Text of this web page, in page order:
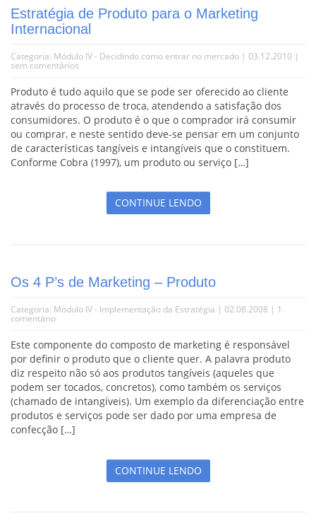
Estratégia de Produto para o Marketing
Internacional
Categoria: Módulo IV - Decidindo como entrar no mercado | 03.12.2010 |
sem comentários
Produto é tudo aquilo que se pode ser oferecido ao cliente
através do processo de troca, atendendo a satisfação dos
consumidores. O produto é o que o comprador irá consumir
ou comprar, e neste sentido deve-se pensar em um conjunto
de características tangíveis e intangíveis que o constituem.
Conforme Cobra (1997), um produto ou serviço […]
CONTINUE LENDO
Os 4 P’s de Marketing – Produto
Categoria: Módulo IV - Implementação da Estratégia | 02.08.2008 | 1
comentário
Este componente do composto de marketing é responsável
por definir o produto que o cliente quer. A palavra produto
diz respeito não só aos produtos tangíveis (aqueles que
podem ser tocados, concretos), como também os serviços
(chamado de intangíveis). Um exemplo da diferenciação entre
produtos e serviços pode ser dado por uma empresa de
confecção […]
CONTINUE LENDO